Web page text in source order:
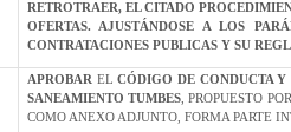
RETROTRAER, EL CITADO
OFERTAS. AJUSTÁNDOSE A LOS
CONTRATACIONES PUBLICAS Y SU
APROBAR ELCÓDIGO DE CONDUCTA
SANEAMIENTO TUMBES , PROPUESTO
COMO ANEXO ADJUNTO, FORMA PARTE